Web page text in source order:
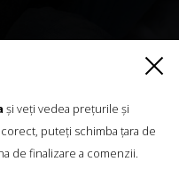
și veți vedea prețurile și
puteți schimba țara de
de finalizare a comenzii.